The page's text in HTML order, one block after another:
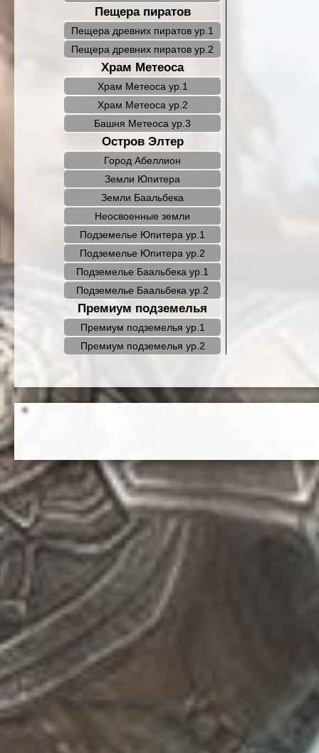
Пещера пиратов
Пещера древних пиратов ур.1
Пещера древних пиратов ур.2
Храм Метеоса
Храм Метеоса ур.1
Храм Метеоса ур.2
Башня Метеоса ур.3
Остров Элтер
Город Абеллион
Земли Юпитера
Земли Баальбека
Неосвоенные земли
Подземелье Юпитера ур.1
Подземелье Юпитера ур.2
Подземелье Баальбека ур.1
Подземелье Баальбека ур.2
Премиум подземелья
Премиум подземелья ур.1
Премиум подземелья ур.2